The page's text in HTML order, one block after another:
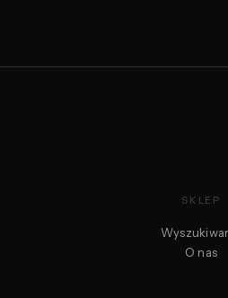
SKLEP
O nas